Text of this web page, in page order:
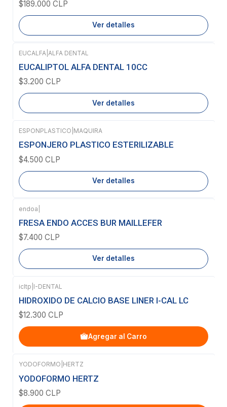
$189.000 CLP
Ver detalles
Agotado
EUCALFA ALFA DENTAL
EUCALIPTOL ALFA DENTAL 10CC
$3.200 CLP
Ver detalles
Agotado
ESPONPLASTICO MAQUIRA
ESPONJERO PLASTICO ESTERILIZABLE
$4.500 CLP
Ver detalles
Agotado
endoa
FRESA ENDO ACCES BUR MAILLEFER
$7.400 CLP
Ver detalles
icltp I-DENTAL
HIDROXIDO DE CALCIO BASE LINER I-CAL LC
$12.300 CLP
Agregar al Carro
YODOFORMO HERTZ
YODOFORMO HERTZ
$8.900 CLP